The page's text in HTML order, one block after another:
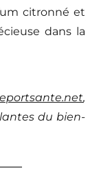
citronné et
dans la
,
du bien-